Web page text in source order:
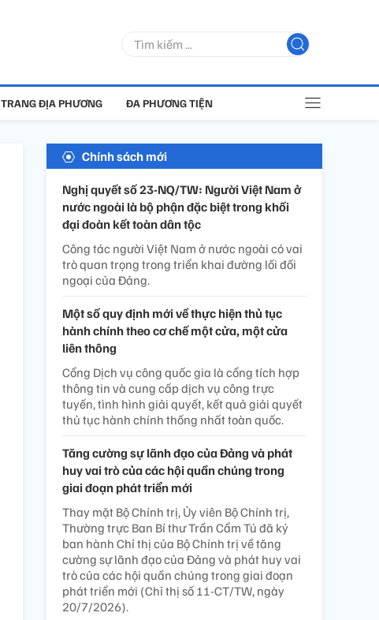
TRANG ĐỊA PHƯƠNG ĐA PHƯƠNG TIỆN
Chính sách mới
Nghị quyết số 23-NQ/TW: Người Việt Nam ở
nước ngoài là bộ phận đặc biệt trong khối
đại đoàn kết toàn dân tộc
Công tác người Việt Nam ở nước ngoài có vai
trò quan trọng trong triển khai đường lối đối
ngoại của Đảng.
Một số quy định mới về thực hiện thủ tục
hành chính theo cơ chế một cửa, một cửa
liên thông
Cổng Dịch vụ công quốc gia là cổng tích hợp
thông tin và cung cấp dịch vụ công trực
tuyến, tình hình giải quyết, kết quả giải quyết
thủ tục hành chính thống nhất toàn quốc.
Tăng cường sự lãnh đạo của Đảng và phát
huy vai trò của các hội quần chúng trong
giai đoạn phát triển mới
Thay mặt Bộ Chính trị, Ủy viên Bộ Chính trị,
Thường trực Ban Bí thư Trần Cẩm Tú đã ký
ban hành Chỉ thị của Bộ Chính trị về tăng
cường sự lãnh đạo của Đảng và phát huy vai
trò của các hội quần chúng trong giai đoạn
phát triển mới (Chỉ thị số 11-CT/TW, ngày
20/7/2026).